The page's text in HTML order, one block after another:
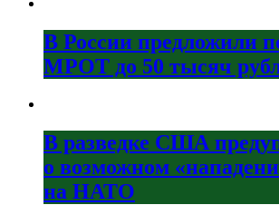
В России предложили
МРОТ до 50 тысяч
В разведке США
о возможном
на НАТО